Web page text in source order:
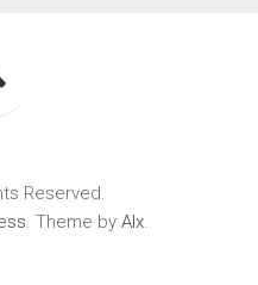
Reserved.
. Theme by Alx.